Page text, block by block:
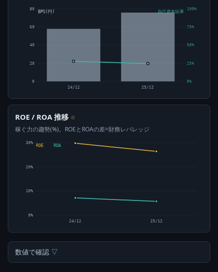
0
20
40
60
80
0%
25%
50%
75%
100%
24/12 25/12
BPS(円) 自己資本比率
ROE / ROA 推移 ⊙
稼ぐ力の趨勢(%)。ROEとROAの差=財務レバレッジ
0%
10%
20%
30%
ROE ROA
24/12 25/12
数値で確認 ▽